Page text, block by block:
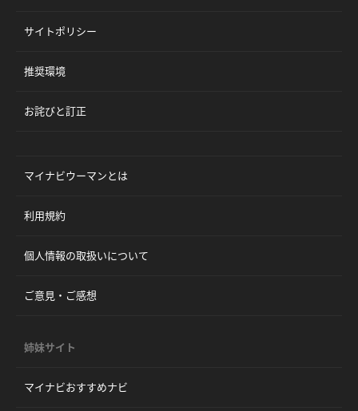
サイトポリシー
推奨環境
お詫びと訂正
マイナビウーマンとは
利用規約
個人情報の取扱いについて
ご意見・ご感想
姉妹サイト
マイナビおすすめナビ